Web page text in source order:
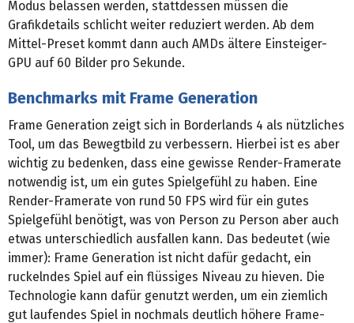
Modus belassen werden, stattdessen müssen die
Grafikdetails schlicht weiter reduziert werden. Ab dem
Mittel-Preset kommt dann auch AMDs ältere Einsteiger-
GPU auf 60 Bilder pro Sekunde.
Benchmarks mit Frame Generation
Frame Generation zeigt sich in Borderlands 4 als nützliches
Tool, um das Bewegtbild zu verbessern. Hierbei ist es aber
wichtig zu bedenken, dass eine gewisse Render-Framerate
notwendig ist, um ein gutes Spielgefühl zu haben. Eine
Render-Framerate von rund 50 FPS wird für ein gutes
Spielgefühl benötigt, was von Person zu Person aber auch
etwas unterschiedlich ausfallen kann. Das bedeutet (wie
immer): Frame Generation ist nicht dafür gedacht, ein
ruckelndes Spiel auf ein flüssiges Niveau zu hieven. Die
Technologie kann dafür genutzt werden, um ein ziemlich
gut laufendes Spiel in nochmals deutlich höhere Frame-